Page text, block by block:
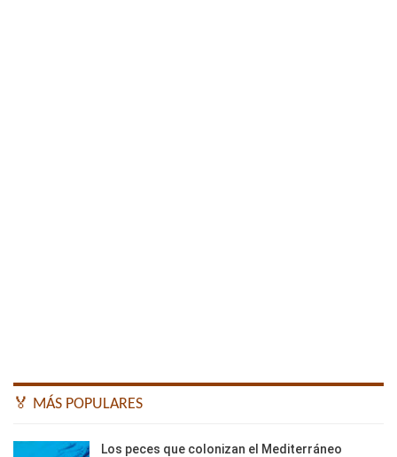
🏅 MÁS POPULARES
Los peces que colonizan el Mediterráneo